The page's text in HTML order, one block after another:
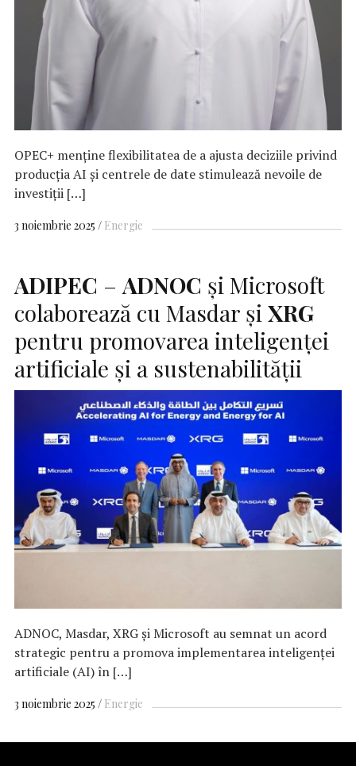
OPEC+ menține flexibilitatea de a ajusta deciziile privind
producția AI și centrele de date stimulează nevoile de
investiții […]
3 noiembrie 2025 Energie
ADIPEC – ADNOC și Microsoft
colaborează cu Masdar și XRG
pentru promovarea inteligenței
artificiale și a sustenabilității
ADNOC, Masdar, XRG și Microsoft au semnat un acord
strategic pentru a promova implementarea inteligenței
artificiale (AI) în […]
3 noiembrie 2025 Energie